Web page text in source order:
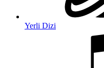
Yerli Dizi